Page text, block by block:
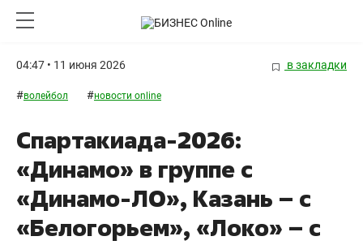
04:47 • 11 июня 2026 в закладки
#волейбол #новости online
Спартакиада-2026:
«Динамо» в группе с
«Динамо-ЛО», Казань – с
«Белогорьем», «Локо» – с